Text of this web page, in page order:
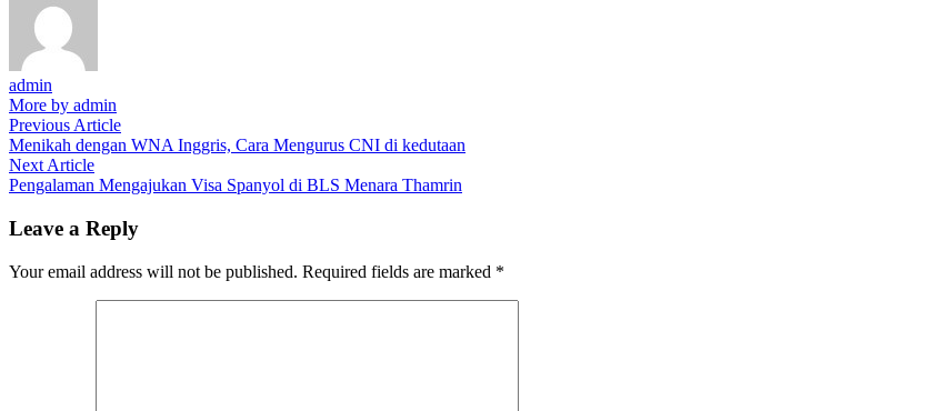
admin
More by admin
Post
navigation
Previous ArticlePrevious
article:
Menikah dengan WNA Inggris, Cara Mengurus CNI di kedutaan
Next ArticleNext
article:
Pengalaman Mengajukan Visa Spanyol di BLS Menara Thamrin
Leave a Reply
Your email address will not be published. Required fields are marked *